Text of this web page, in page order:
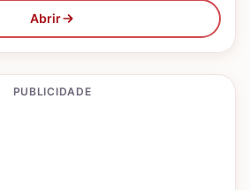
Abrir
PUBLICIDADE